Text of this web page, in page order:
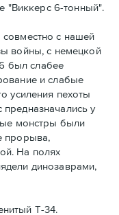
"Виккерс 6-тонный".
с нашей
войны, с немецкой
был слабее
и слабые
усиления пехоты
у
монстры были
прорыва,
На полях
динозаврами,
Т-34.